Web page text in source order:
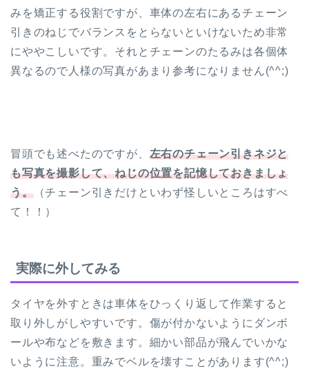
みを矯正する役割ですが、車体の左右にあるチェーン
引きのねじでバランスをとらないといけないため非常
にややこしいです。それとチェーンのたるみは各個体
異なるので人様の写真があまり参考になりません(^^;)
冒頭でも述べたのですが、 左右のチェーン引きネジと
も写真を撮影して、ねじの位置を記憶しておきましょ
う。（チェーン引きだけといわず怪しいところはすべ
て！！）
実際に外してみる
タイヤを外すときは車体をひっくり返して作業すると
取り外しがしやすいです。傷が付かないようにダンボ
ールや布などを敷きます。細かい部品が飛んでいかな
いように注意。重みでベルを壊すことがあります(^^;)